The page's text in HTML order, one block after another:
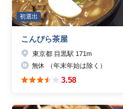
初選出
こんぴら茶屋
東京都 目黒駅 171m
無休 （年末年始は除く）
3.58